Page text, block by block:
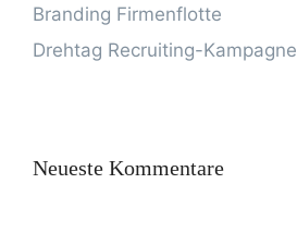
Branding Firmenflotte
Drehtag Recruiting-Kampagne
Neueste Kommentare